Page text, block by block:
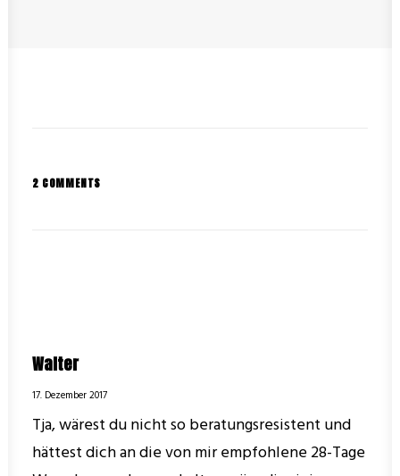
22. Juli 2022
2 COMMENTS
Walter
17. Dezember 2017
Tja, wärest du nicht so beratungsresistent und
hättest dich an die von mir empfohlene 28-Tage